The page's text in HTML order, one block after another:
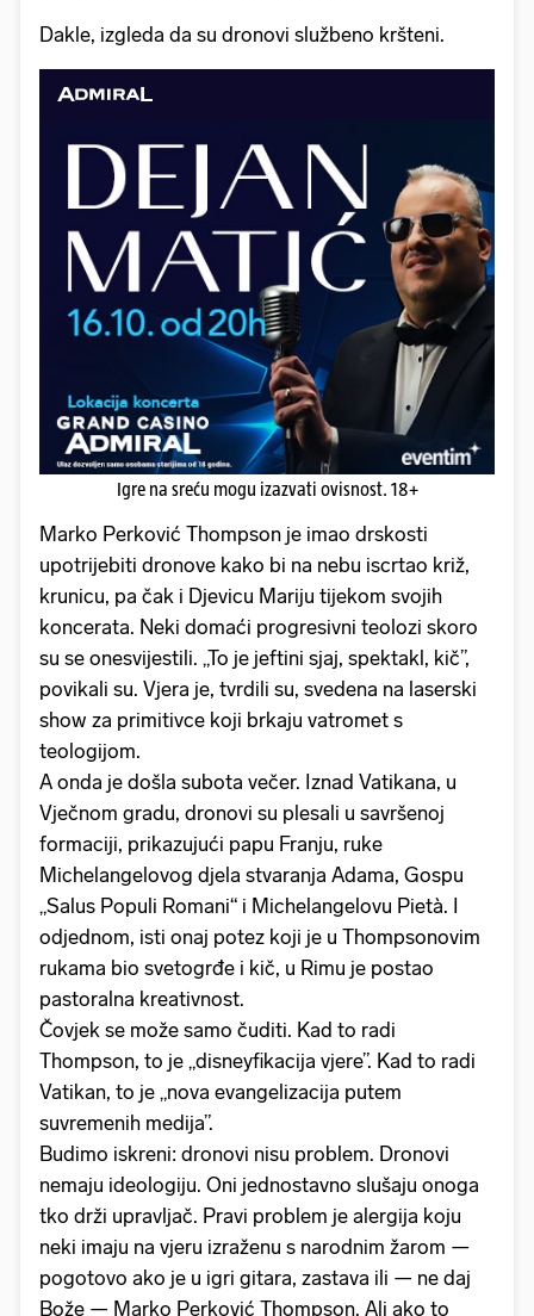
Dakle, izgleda da su dronovi službeno kršteni.
Igre na sreću mogu izazvati ovisnost. 18+
Marko Perković Thompson je imao drskosti
upotrijebiti dronove kako bi na nebu iscrtao križ,
krunicu, pa čak i Djevicu Mariju tijekom svojih
koncerata. Neki domaći progresivni teolozi skoro
su se onesvijestili. „To je jeftini sjaj, spektakl, kič”,
povikali su. Vjera je, tvrdili su, svedena na laserski
show za primitivce koji brkaju vatromet s
teologijom.
A onda je došla subota večer. Iznad Vatikana, u
Vječnom gradu, dronovi su plesali u savršenoj
formaciji, prikazujući papu Franju, ruke
Michelangelovog djela stvaranja Adama, Gospu
„Salus Populi Romani“ i Michelangelovu Pietà. I
odjednom, isti onaj potez koji je u Thompsonovim
rukama bio svetogrđe i kič, u Rimu je postao
pastoralna kreativnost.
Čovjek se može samo čuditi. Kad to radi
Thompson, to je „disneyfikacija vjere”. Kad to radi
Vatikan, to je „nova evangelizacija putem
suvremenih medija”.
Budimo iskreni: dronovi nisu problem. Dronovi
nemaju ideologiju. Oni jednostavno slušaju onoga
tko drži upravljač. Pravi problem je alergija koju
neki imaju na vjeru izraženu s narodnim žarom —
pogotovo ako je u igri gitara, zastava ili — ne daj
Bože — Marko Perković Thompson. Ali ako to